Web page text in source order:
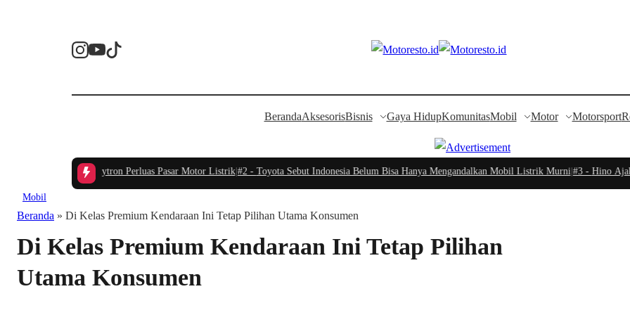
BerandaAksesorisBisnis Gaya HidupKomunitasMobil Motor Motorsport
Momentum Polytron Perluas Pasar Motor Listrik|#2 -Toyota Sebut Indonesia Belum Bisa Hanya Mengandalkan Mobil Listrik Murni|#3 -Hino Ajak
Mobil
Beranda » Di Kelas Premium Kendaraan Ini Tetap Pilihan Utama Konsumen
Di Kelas Premium Kendaraan Ini Tetap Pilihan
Utama Konsumen